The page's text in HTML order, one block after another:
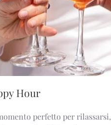
Hour
perfetto per rilassarsi,